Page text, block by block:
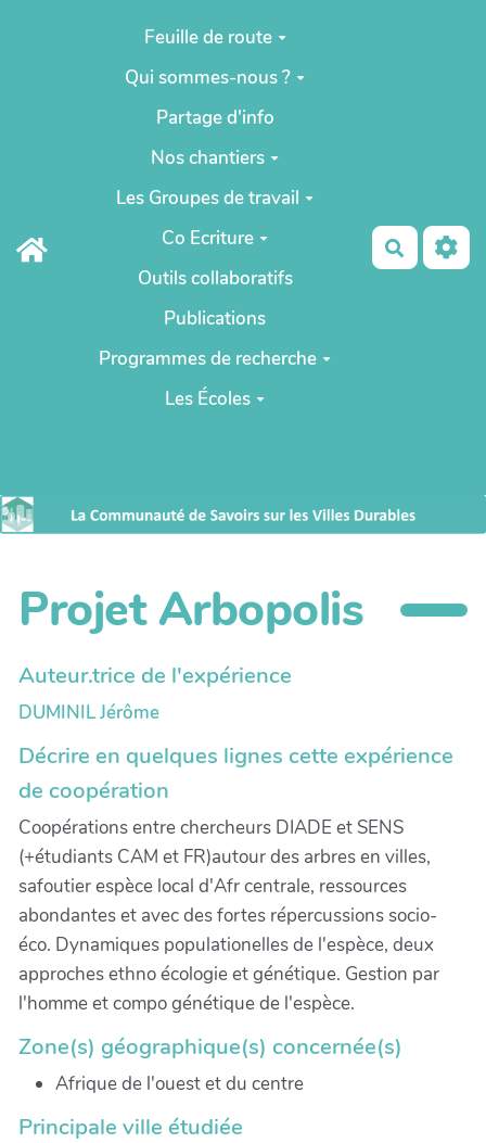
Aller au contenu principal
Feuille de route
Qui sommes-nous ?
Partage d'info
Nos chantiers
Les Groupes de travail
Co Ecriture
Outils collaboratifs
Publications
Programmes de recherche
Les Écoles
Projet Arbopolis
Auteur.trice de l'expérience
DUMINIL Jérôme
Décrire en quelques lignes cette expérience
de coopération
Coopérations entre chercheurs DIADE et SENS
(+étudiants CAM et FR)autour des arbres en villes,
safoutier espèce local d'Afr centrale, ressources
abondantes et avec des fortes répercussions socio-
éco. Dynamiques populationelles de l'espèce, deux
approches ethno écologie et génétique. Gestion par
l'homme et compo génétique de l'espèce.
Zone(s) géographique(s) concernée(s)
Afrique de l'ouest et du centre
Principale ville étudiée